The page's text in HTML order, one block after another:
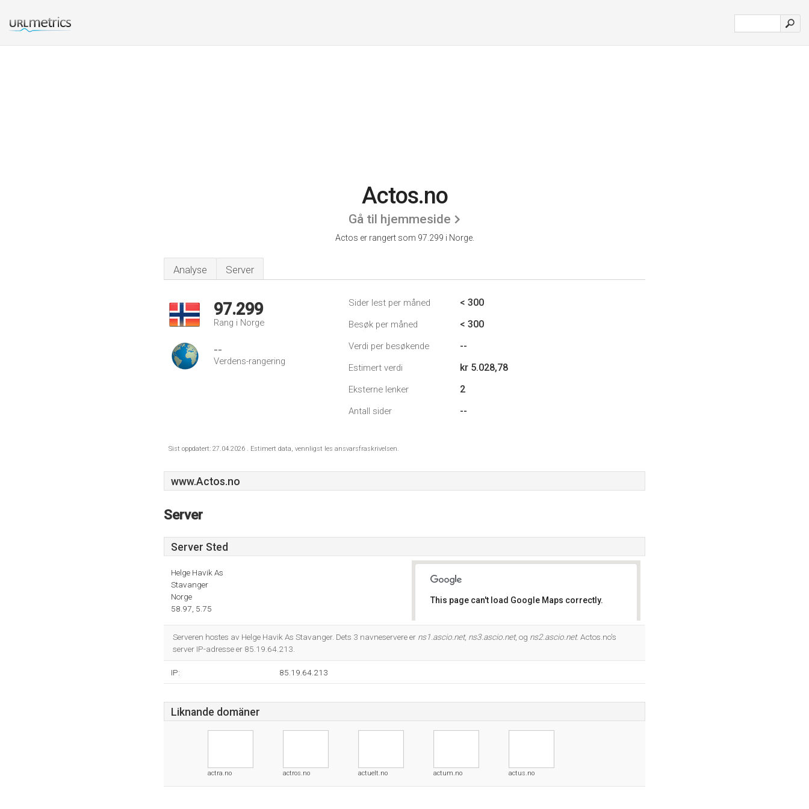
Actos.no
Gå til hjemmeside
Actos er rangert som 97.299 i Norge.
Analyse Server
97.299
Rang i Norge
--
Verdens-rangering
Sider lest per måned < 300
Besøk per måned < 300
Verdi per besøkende --
Estimert verdi kr 5.028,78
Eksterne lenker 2
Antall sider --
Sist oppdatert: 27.04.2026 . Estimert data, vennligst les ansvarsfraskrivelsen.
www.Actos.no
Server
Server Sted
Helge Havik As
Stavanger
Norge
58.97, 5.75
This page can't load Google Maps correctly.
Serveren hostes av Helge Havik As Stavanger. Dets 3 navneservere er ns1.ascio.net, ns3.ascio.net, og ns2.ascio.net. Actos.no's
server IP-adresse er 85.19.64.213.
IP: 85.19.64.213
Liknande domäner
actra.no actros.no actuelt.no actum.no actus.no